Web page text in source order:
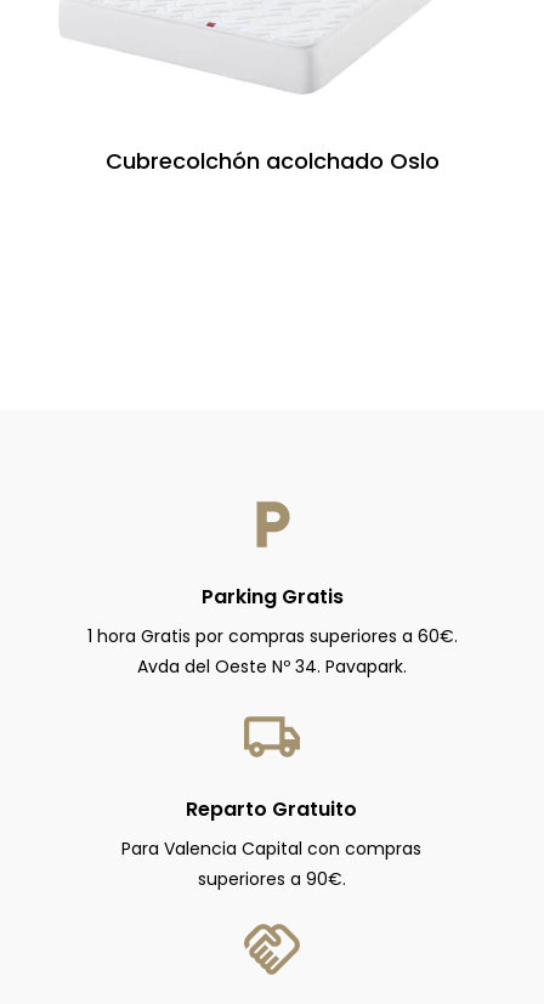
Cubrecolchón acolchado Oslo
Parking Gratis
1 hora Gratis por compras superiores a 60€.
Avda del Oeste Nº 34. Pavapark.
Reparto Gratuito
Para Valencia Capital con compras
superiores a 90€.